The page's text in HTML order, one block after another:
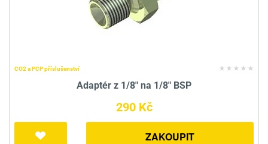
CO2 a PCP příslušenství
Adaptér z 1/8" na 1/8" BSP
290 Kč
ZAKOUPIT